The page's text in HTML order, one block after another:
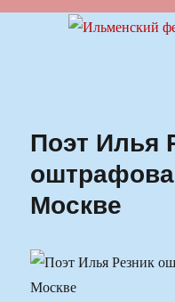
Ильменский
Поэт Илья
Москве